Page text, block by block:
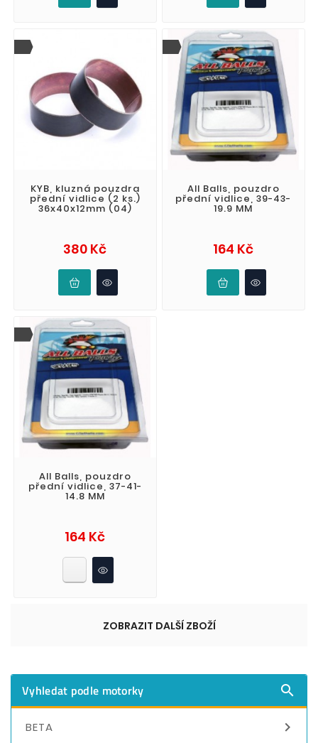
KYB, kluzná pouzdra
přední vidlice (2 ks.)
36x40x12mm (04)
380 KčCena
All Balls, pouzdro
přední vidlice, 39-43-
19.9 MM
164 KčCena
All Balls, pouzdro
přední vidlice, 37-41-
14.8 MM
164 KčCena
ZOBRAZIT DALŠÍ ZBOŽÍ
Vyhledat podle motorky 
BETA 